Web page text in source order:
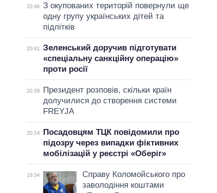
20:46 З окупованих територій повернули ще
одну групу українських дітей та
підлітків
20:41
Зеленський доручив підготувати
«спеціальну санкційну операцію»
проти росії
20:39
Президент розповів, скільки країн
долучилися до створення системи
FREYJA
20:14
Посадовцям ТЦК повідомили про
підозру через випадки фіктивних
мобілізацій у реєстрі «Оберіг»
19:34
Справу Коломойського про
заволодіння коштами